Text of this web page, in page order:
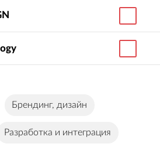
Брендинг, дизайн
Разработка и интеграция